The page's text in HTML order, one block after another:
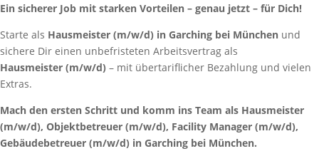
Ein sicherer Job mit starken Vorteilen – genau jetzt – für Dich!
Starte als Hausmeister (m/w/d) in Garching bei München und
sichere Dir einen unbefristeten Arbeitsvertrag als
Hausmeister (m/w/d) – mit übertariflicher Bezahlung und vielen
Extras.
Mach den ersten Schritt und komm ins Team als Hausmeister
(m/w/d), Objektbetreuer (m/w/d), Facility Manager (m/w/d),
Gebäudebetreuer (m/w/d) in Garching bei München.